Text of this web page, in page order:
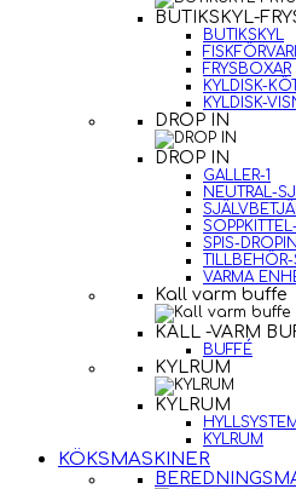
BUTIKSKYL-
BUTIKSKYL
FRYSBOXAR
KYLDISK-
KYLDISK-
DROP IN
DROP IN
GALLER-1
NEUTRAL-
SPIS-DROPIN
VARMA
Kall varm buffe
KALL -VARM
BUFFÉ
KYLRUM
KYLRUM
KYLRUM
KÖKSMASKINER